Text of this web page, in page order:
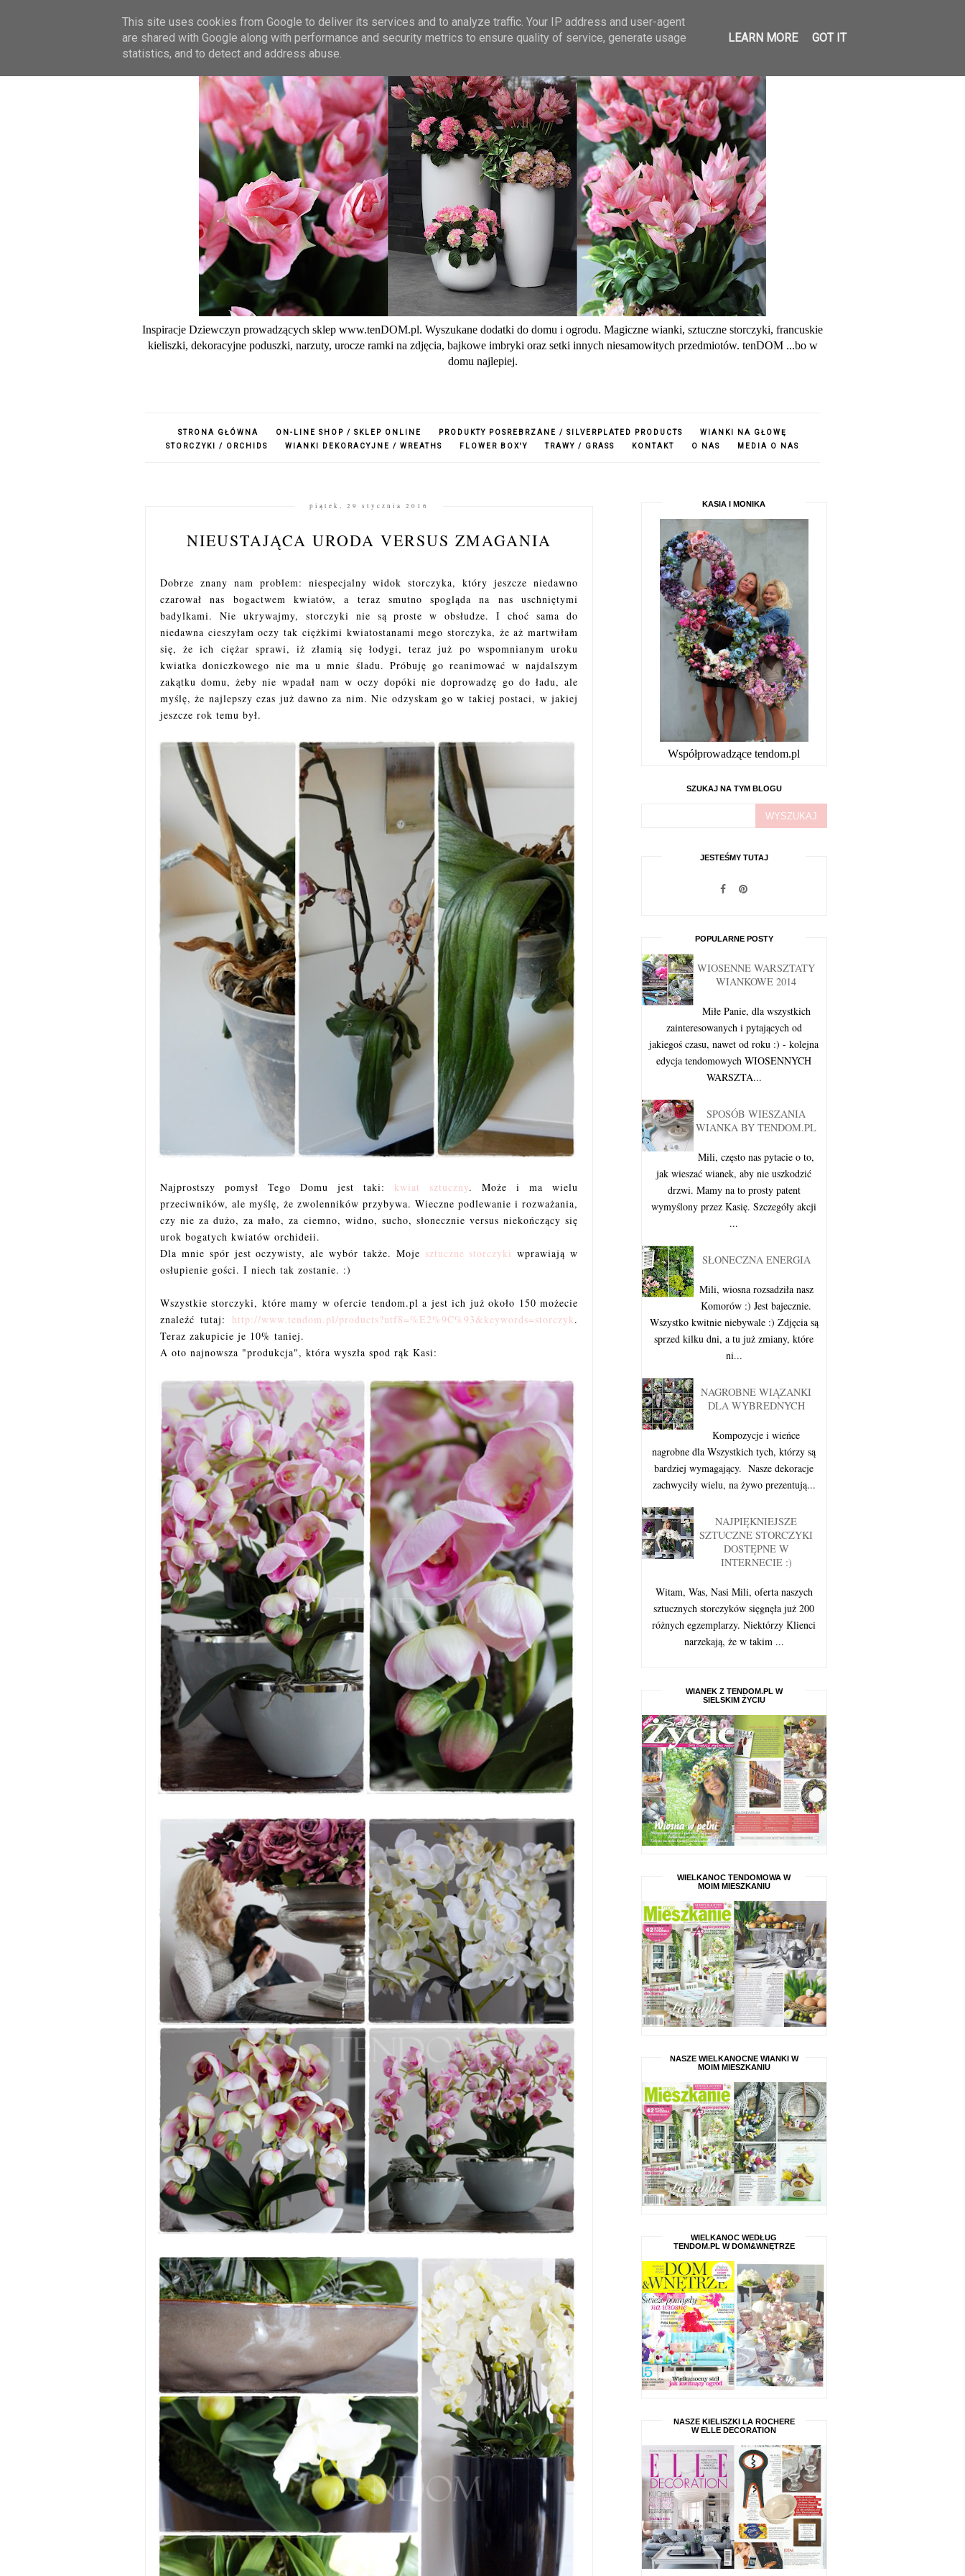
Inspiracje Dziewczyn prowadzących sklep www.tenDOM.pl. Wyszukane dodatki do domu i ogrodu. Magiczne wianki, sztuczne storczyki, francuskie
kieliszki, dekoracyjne poduszki, narzuty, urocze ramki na zdjęcia, bajkowe imbryki oraz setki innych niesamowitych przedmiotów. tenDOM ...bo w
domu najlepiej.
STRONA GŁÓWNA ON-LINE SHOP / SKLEP ONLINE PRODUKTY POSREBRZANE / SILVERPLATED PRODUCTS
WIANKI NA GŁOWĘ
STORCZYKI / ORCHIDS
WIANKI DEKORACYJNE / WREATHS FLOWER BOX'Y TRAWY / GRASS KONTAKT O NAS MEDIA O NAS
piątek, 29 stycznia 2016
NIEUSTAJĄCA URODA VERSUS ZMAGANIA
Dobrze znany nam problem: niespecjalny widok storczyka, który jeszcze niedawno
czarował nas bogactwem kwiatów, a teraz smutno spogląda na nas uschniętymi
badylkami. Nie ukrywajmy, storczyki nie są proste w obsłudze. I choć sama do
niedawna cieszyłam oczy tak ciężkimi kwiatostanami mego storczyka, że aż martwiłam
się, że ich ciężar sprawi, iż złamią się łodygi, teraz już po wspomnianym uroku
kwiatka doniczkowego nie ma u mnie śladu. Próbuję go reanimować w najdalszym
zakątku domu, żeby nie wpadał nam w oczy dopóki nie doprowadzę go do ładu, ale
myślę, że najlepszy czas już dawno za nim. Nie odzyskam go w takiej postaci, w jakiej
jeszcze rok temu był.
Najprostszy pomysł Tego Domu jest taki: kwiat sztuczny. Może i ma wielu
przeciwników, ale myślę, że zwolenników przybywa. Wieczne podlewanie i rozważania,
czy nie za dużo, za mało, za ciemno, widno, sucho, słonecznie versus niekończący się
urok bogatych kwiatów orchideii.
Dla mnie spór jest oczywisty, ale wybór także. Moje sztuczne storczyki wprawiają w
osłupienie gości. I niech tak zostanie. :)
Wszystkie storczyki, które mamy w ofercie tendom.pl a jest ich już około 150 możecie
znaleźć tutaj: http://www.tendom.pl/products?utf8=%E2%9C%93&keywords=storczyk.
Teraz zakupicie je 10% taniej.
A oto najnowsza "produkcja", która wyszła spod rąk Kasi:
KASIA I MONIKA
Współprowadzące tendom.pl
SZUKAJ NA TYM BLOGU
JESTEŚMY TUTAJ
POPULARNE POSTY
WIOSENNE WARSZTATY
WIANKOWE 2014
Miłe Panie, dla wszystkich
zainteresowanych i pytających od
jakiegoś czasu, nawet od roku :) - kolejna
edycja tendomowych WIOSENNYCH
WARSZTA...
SPOSÓB WIESZANIA
WIANKA BY TENDOM.PL
Mili, często nas pytacie o to,
jak wieszać wianek, aby nie uszkodzić
drzwi. Mamy na to prosty patent
wymyślony przez Kasię. Szczegóły akcji
...
SŁONECZNA ENERGIA
Mili, wiosna rozsadziła nasz
Komorów :) Jest bajecznie.
Wszystko kwitnie niebywale :) Zdjęcia są
sprzed kilku dni, a tu już zmiany, które
ni...
NAGROBNE WIĄZANKI
DLA WYBREDNYCH
Kompozycje i wieńce
nagrobne dla Wszystkich tych, którzy są
bardziej wymagający. Nasze dekoracje
zachwyciły wielu, na żywo prezentują...
NAJPIĘKNIEJSZE
SZTUCZNE STORCZYKI
DOSTĘPNE W
INTERNECIE :)
Witam, Was, Nasi Mili, oferta naszych
sztucznych storczyków sięgnęła już 200
różnych egzemplarzy. Niektórzy Klienci
narzekają, że w takim ...
WIANEK Z TENDOM.PL W
SIELSKIM ŻYCIU
WIELKANOC TENDOMOWA W
MOIM MIESZKANIU
NASZE WIELKANOCNE WIANKI W
MOIM MIESZKANIU
WIELKANOC WEDŁUG
TENDOM.PL W DOM&WNĘTRZE
NASZE KIELISZKI LA ROCHERE
W ELLE DECORATION
This site uses cookies from Google to deliver its services and to analyze traffic. Your IP address and user-agent
are shared with Google along with performance and security metrics to ensure quality of service, generate usage
statistics, and to detect and address abuse.
LEARN MORE GOT IT